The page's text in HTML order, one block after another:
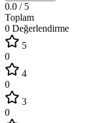
0.0 / 5
Toplam
0 Değerlendirme
5
0
4
0
3
0